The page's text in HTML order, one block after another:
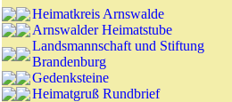
Heimatkreis Arnswalde
Arnswalder Heimatstube
Landsmannschaft und Stiftung
Brandenburg
Gedenksteine
Heimatgruß Rundbrief